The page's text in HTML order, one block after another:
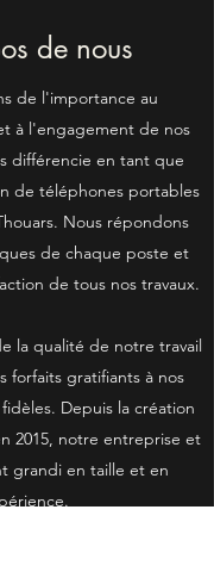
de nous
de l'importance au
à l'engagement de nos
différencie en tant que
de téléphones portables
Nous répondons
de chaque poste et
de tous nos travaux.
la qualité de notre travail
forfaits gratifiants à nos
Depuis la création
2015, notre entreprise et
grandi en taille et en